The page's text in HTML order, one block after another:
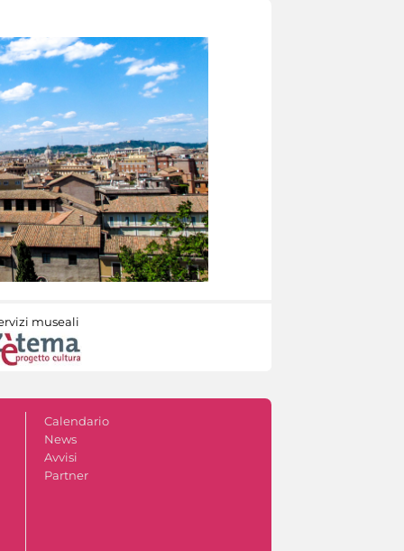
museali
Calendario
News
Avvisi
Partner